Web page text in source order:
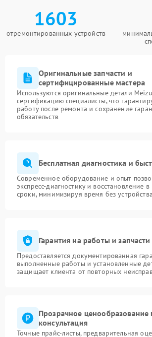
1603
отремонтированных устройств
Оригинальные запчасти и
сертифицированные мастера
Используются оригинальные детали
сертификацию специалисты, что
работу после ремонта и сохранение
обязательств
Бесплатная диагностика и
Современное оборудование и опыт
экспресс-диагностику и восстановление
сроки, минимизируя время без устройства
Гарантия на работы и запчасти
Предоставляется документированная
выполненные работы и установленные
защищает клиента от повторных
Прозрачное ценообразование
консультация
Точные прайс-листы, предварительная